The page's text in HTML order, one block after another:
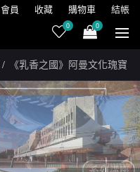
會員 收藏 購物車 結帳
0 0
《乳香之國》阿曼文化瑰寶